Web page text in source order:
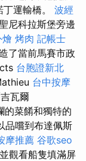
運輸橋。 波經
尼科拉斯堡旁邊
燴 烤肉 記帳士
了當前馬賽市政
台胞證新北
台中按摩
瓦爾
的菜餚和獨特的
品嚐到布達佩斯
摩推薦 谷歌seo
觀看船隻填滿屏